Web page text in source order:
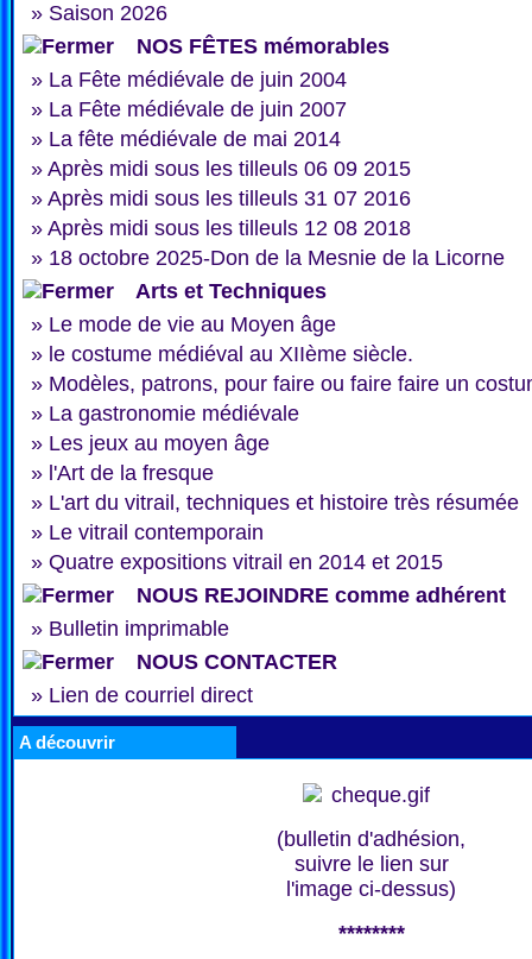
» Saison 2026
NOS FÊTES mémorables
» La Fête médiévale de juin 2004
» La Fête médiévale de juin 2007
» La fête médiévale de mai 2014
» Après midi sous les tilleuls 06 09 2015
» Après midi sous les tilleuls 31 07 2016
» Après midi sous les tilleuls 12 08 2018
» 18 octobre 2025-Don de la Mesnie de la Licorne
Arts et Techniques
» Le mode de vie au Moyen âge
» le costume médiéval au XIIème siècle.
» Modèles, patrons, pour faire ou faire faire un
» La gastronomie médiévale
» Les jeux au moyen âge
» l'Art de la fresque
» L'art du vitrail, techniques et histoire très résumée
» Le vitrail contemporain
» Quatre expositions vitrail en 2014 et 2015
NOUS REJOINDRE comme adhérent
» Bulletin imprimable
NOUS CONTACTER
» Lien de courriel direct
A découvrir
(bulletin d'adhésion,
suivre le lien sur
l'image ci-dessus)
********